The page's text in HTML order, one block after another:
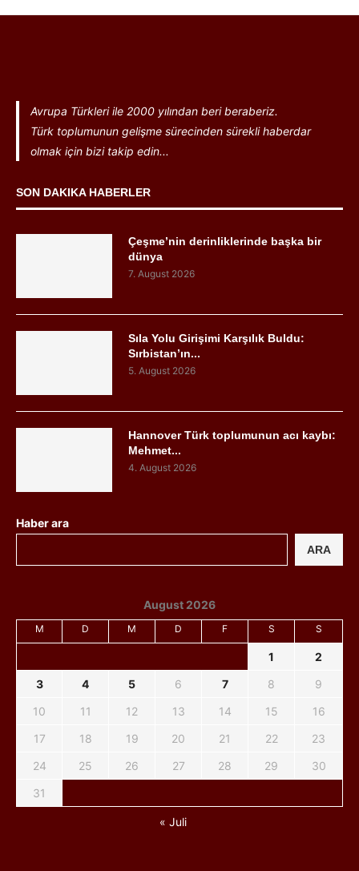
Avrupa Türkleri ile 2000 yılından beri beraberiz.
Türk toplumunun gelişme sürecinden sürekli haberdar
olmak için bizi takip edin...
SON DAKIKA HABERLER
Çeşme’nin derinliklerinde başka bir
dünya
7. August 2026
Sıla Yolu Girişimi Karşılık Buldu:
Sırbistan’ın...
5. August 2026
Hannover Türk toplumunun acı kaybı:
Mehmet...
4. August 2026
Haber ara
ARA
August 2026
M D M D F S S
1
2
3
4 5 6 7 8
9
10
11 12 13 14 15
16
17
18 19 20 21 22
23
24
25 26 27 28 29
30
31
« Juli